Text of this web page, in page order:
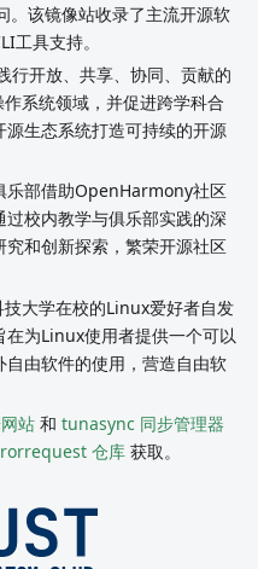
。该镜像站收录了主流开源软
工具支持。
行开放、共享、协同、贡献的
系统领域，并促进跨学科合
生态系统打造可持续的开源
部借助OpenHarmony社区
校内教学与俱乐部实践的深
和创新探索，繁荣开源社区
技大学在校的Linux爱好者自发
为Linux使用者提供一个可以
由软件的使用，营造自由软
站 和 tunasync 同步管理器
仓库 获取。